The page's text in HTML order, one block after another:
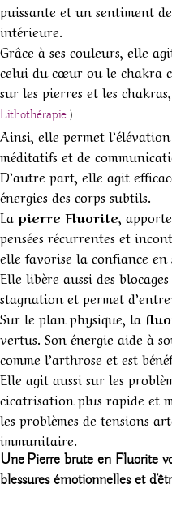
puissante et un sentiment
intérieure.
Grâce à ses couleurs, elle
celui du cœur ou le chakra
sur les pierres et les
Lithothérapie )
Ainsi, elle permet
méditatifs et de
D’autre part, elle agit
énergies des corps subtils.
La pierre Fluorite,
pensées récurrentes et
elle favorise la confiance en
Elle libère aussi des
stagnation et permet
Sur le plan physique, la
vertus. Son énergie aide à
comme l’arthrose et est
Elle agit aussi sur les
cicatrisation plus rapide et
les problèmes de tensions
immunitaire.
Une Pierre brute en Fluorite
blessures émotionnelles et